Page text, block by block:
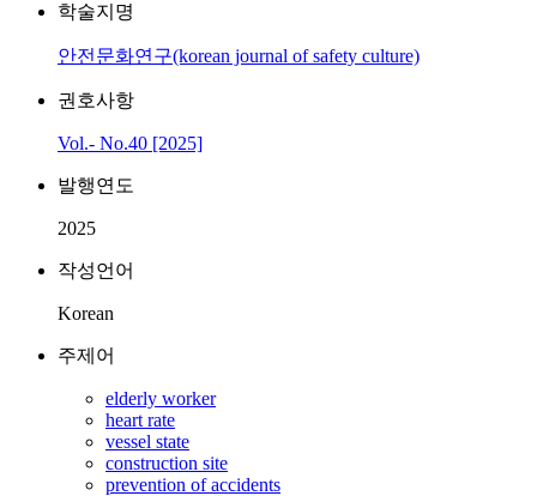
학술지명
안전문화연구(korean journal of safety culture)
권호사항
Vol.- No.40 [2025]
발행연도
2025
작성언어
Korean
주제어
elderly worker
heart rate
vessel state
construction site
prevention of accidents